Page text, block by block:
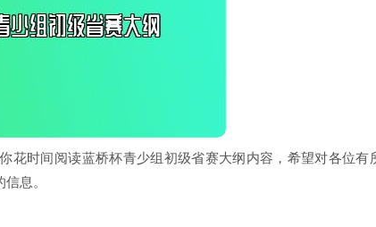
花时间阅读蓝桥杯青少组初级省赛大纲内容，希望对各位有
息。